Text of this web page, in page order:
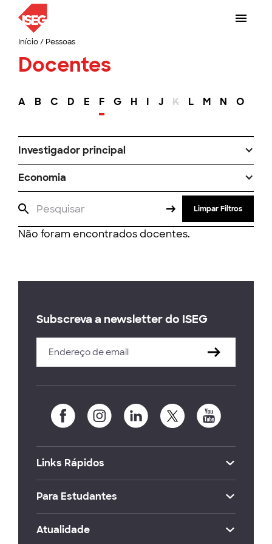
Início/ Pessoas
Docentes
A B C D E F G H I J K L M N O
Investigador principal
Economia
Limpar Filtros
Não foram encontrados docentes.
Subscreva a newsletter do ISEG
Links Rápidos
Para Estudantes
Atualidade